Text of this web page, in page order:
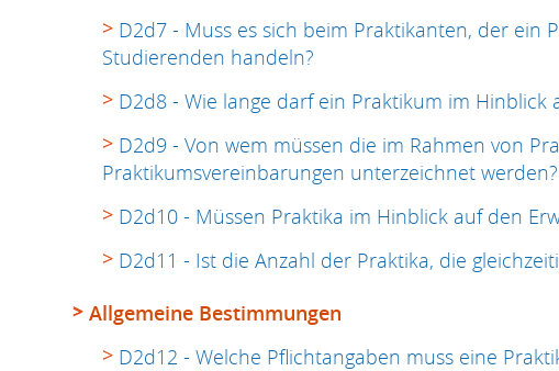
D2d7 - Muss es sich beim Praktikanten, der
Studierenden handeln?
D2d8 - Wie lange darf ein Praktikum im
D2d9 - Von wem müssen die im Rahmen von
Praktikumsvereinbarungen unterzeichnet werden?
D2d10 - Müssen Praktika im Hinblick auf den
D2d11 - Ist die Anzahl der Praktika, die
Allgemeine Bestimmungen
D2d12 - Welche Pflichtangaben muss eine